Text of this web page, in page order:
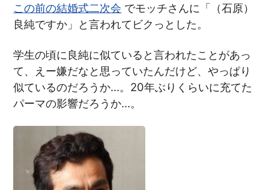
この前の結婚式二次会 でモッチさんに「（石原）
良純ですか」と言われてビクっとした。
学生の頃に良純に似ていると言われたことがあっ
て、えー嫌だなと思っていたんだけど、やっぱり
似ているのだろうか…。20年ぶりくらいに充てた
パーマの影響だろうか…。